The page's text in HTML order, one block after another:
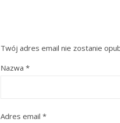
Twój adres email nie zostanie
Nazwa *
Adres email *